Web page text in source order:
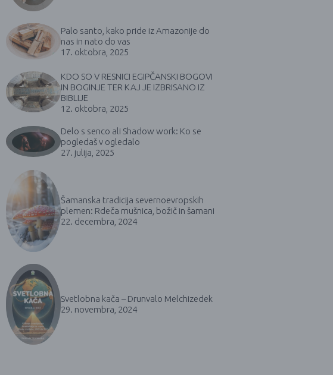
Palo santo, kako pride iz Amazonije do
nas in nato do vas
17. oktobra, 2025
KDO SO V RESNICI EGIPČANSKI BOGOVI
IN BOGINJE TER KAJ JE IZBRISANO IZ
BIBLIJE
12. oktobra, 2025
Delo s senco ali Shadow work: Ko se
pogledaš v ogledalo
27. julija, 2025
Šamanska tradicija severnoevropskih
plemen: Rdeča mušnica, božič in šamani
22. decembra, 2024
Svetlobna kača – Drunvalo Melchizedek
29. novembra, 2024